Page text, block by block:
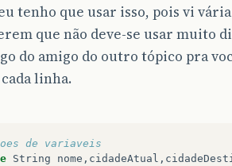
tenho que usar isso, pois vi
que não deve-se usar muito
do amigo do outro tópico pra
linha.
de variaveis
String nome , cidadeAtual ,